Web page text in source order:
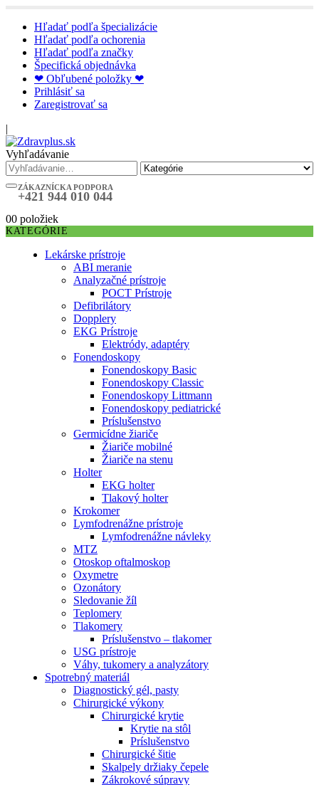
Hľadať podľa špecializácie
Hľadať podľa ochorenia
Hľadať podľa značky
Špecifická objednávka
❤ Obľubené položky ❤
Prihlásiť sa
Zaregistrovať sa
|
Vyhľadávanie
ZÁKAZNÍCKA PODPORA
+421 944 010 044
00 položiek
KATEGÓRIE
Lekárske prístroje
ABI meranie
Analyzačné prístroje
POCT Prístroje
Defibrilátory
Dopplery
EKG Prístroje
Elektródy, adaptéry
Fonendoskopy
Fonendoskopy Basic
Fonendoskopy Classic
Fonendoskopy Littmann
Fonendoskopy pediatrické
Príslušenstvo
Germicídne žiariče
Žiariče mobilné
Žiariče na stenu
Holter
EKG holter
Tlakový holter
Krokomer
Lymfodrenážne prístroje
Lymfodrenážne návleky
MTZ
Otoskop oftalmoskop
Oxymetre
Ozonátory
Sledovanie žíl
Teplomery
Tlakomery
Príslušenstvo – tlakomer
USG prístroje
Váhy, tukomery a analyzátory
Spotrebný materiál
Diagnostický gél, pasty
Chirurgické výkony
Chirurgické krytie
Krytie na stôl
Príslušenstvo
Chirurgické šitie
Skalpely držiaky čepele
Zákrokové súpravy